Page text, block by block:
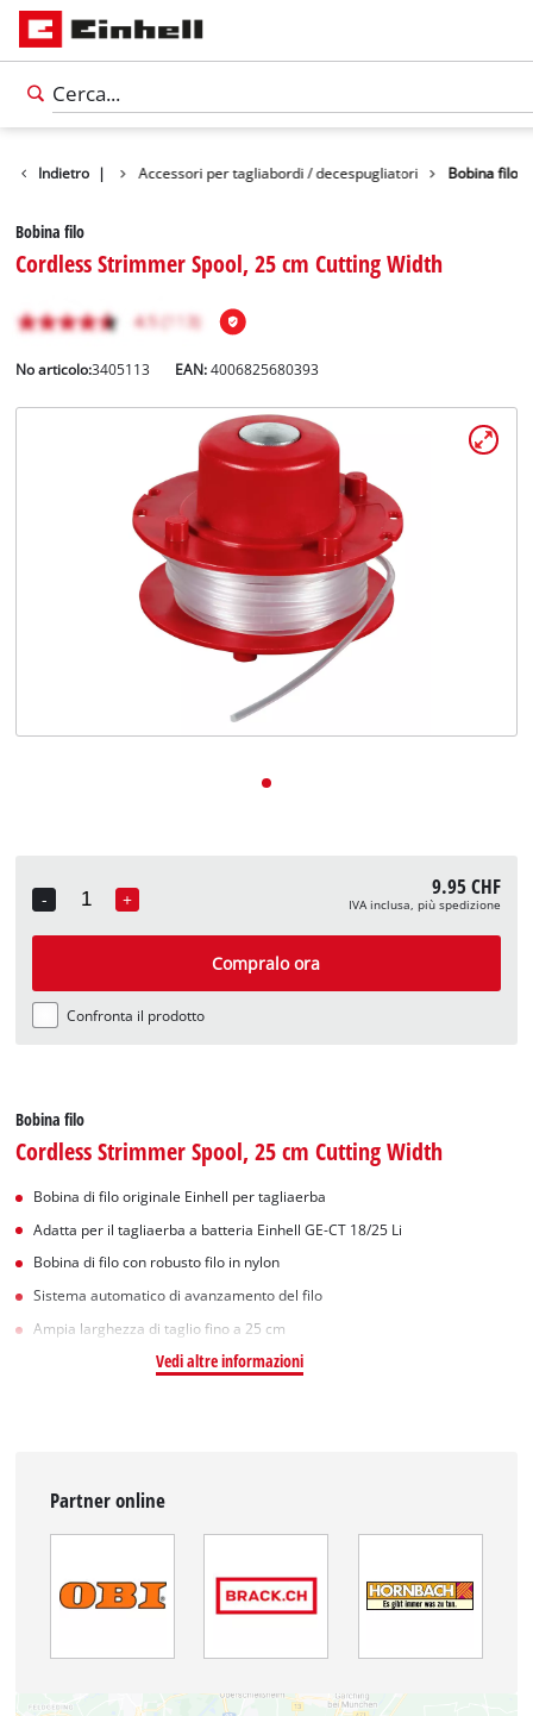
Indietro |
per il giardino Accessori per tagliabordi / decespugliatori Bobina filo
Bobina filo
Cordless Strimmer Spool, 25 cm Cutting Width
No articolo:3405113 EAN:4006825680393
-
Quantity
+ 9.95 CHF
IVA inclusa, più spedizione
Compralo ora
Confronta il prodotto
Bobina filo
Cordless Strimmer Spool, 25 cm Cutting Width
Bobina di filo originale Einhell per tagliaerba
Adatta per il tagliaerba a batteria Einhell GE-CT 18/25 Li
Bobina di filo con robusto filo in nylon
Sistema automatico di avanzamento del filo
Ampia larghezza di taglio fino a 25 cm
Vedi altre informazioni
Partner online